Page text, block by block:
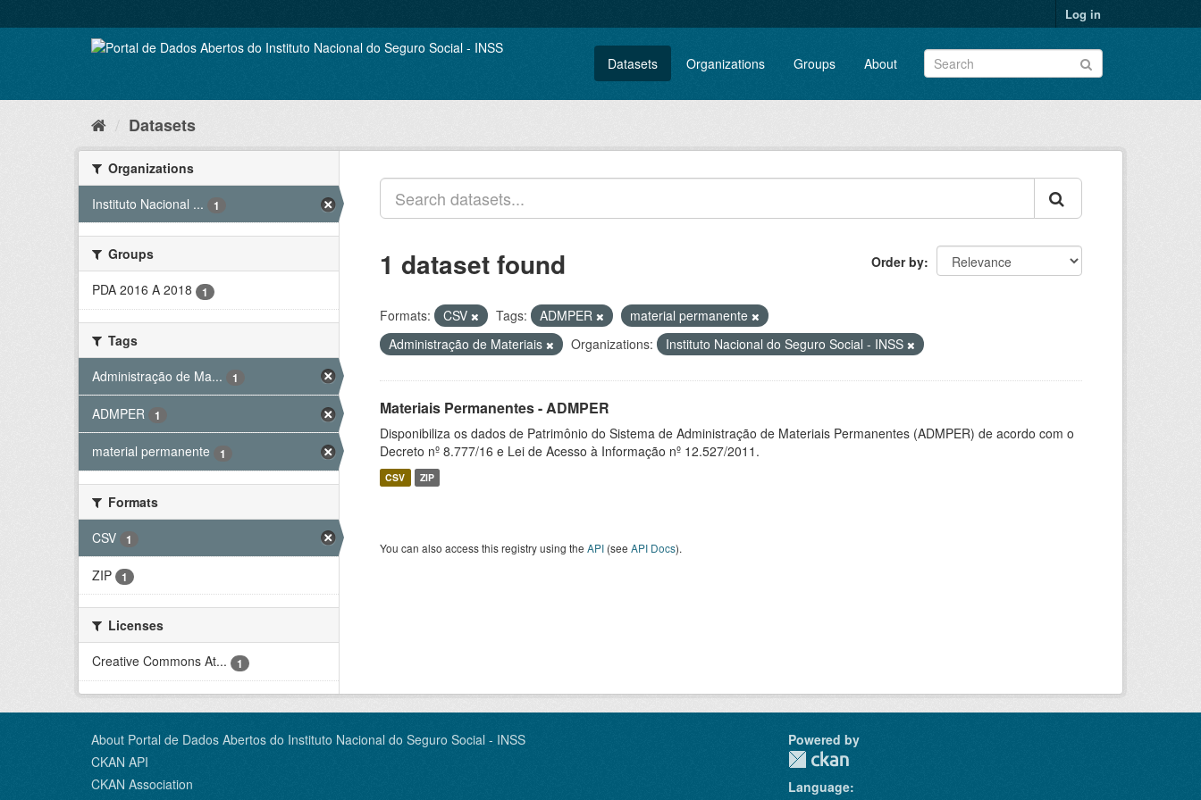
to
Log in
Datasets Organizations Groups About
Datasets
Organizations
Instituto Nacional ...
1
Groups
PDA 2016 A 2018
1
Tags
Administração de Ma...
1
ADMPER 1
material permanente 1
Formats
CSV
1
ZIP 1
Licenses
Creative Commons At...
1
Order by
1 dataset found
Formats: CSV Tags: ADMPER
material permanente
Administração de Materiais
Organizations: Instituto Nacional do Seguro Social - INSS
Materiais Permanentes - ADMPER
Disponibiliza os dados de Patrimônio do Sistema de Administração de Materiais Permanentes (ADMPER) de acordo com o
Decreto nº 8.777/16 e Lei de Acesso à Informação nº 12.527/2011.
CSV ZIP
You can also access this registry using the API (see API Docs).
About Portal de Dados Abertos do Instituto Nacional do Seguro Social - INSS
CKAN API
CKAN Association
Powered by
Language